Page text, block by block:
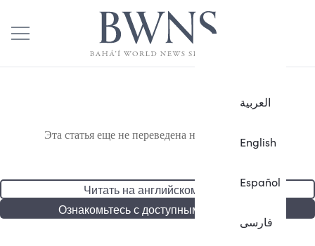
العربية
English
Español
فارسی
Эта статья еще не переведена на русский язык.
Читать на английском языке
Ознакомьтесь с доступными статьями